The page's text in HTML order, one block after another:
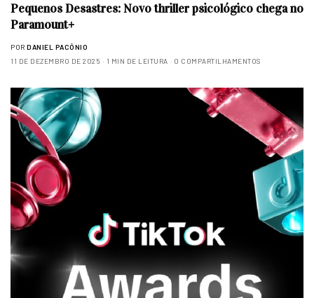
Pequenos Desastres: Novo thriller psicológico chega no
Paramount+
POR DANIEL PACÔNIO
11 DE DEZEMBRO DE 2025
1 MIN DE LEITURA 0 COMPARTILHAMENTOS